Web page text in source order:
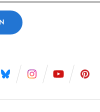
ons
ons
ons
ons